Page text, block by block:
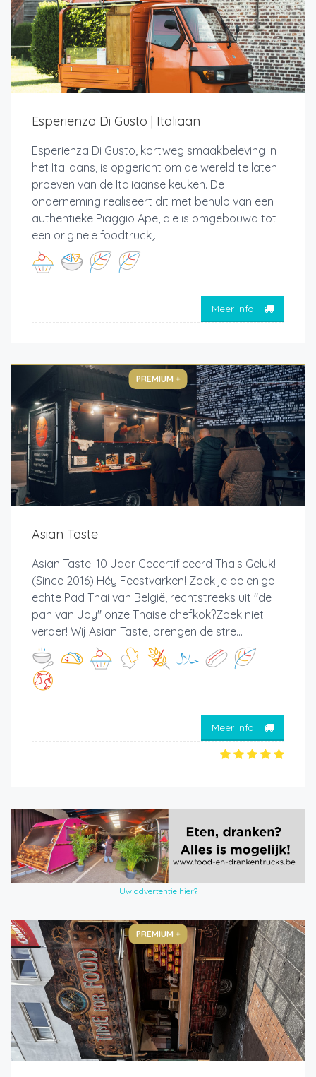
Esperienza Di Gusto | Italiaan
Esperienza Di Gusto, kortweg smaakbeleving in
het Italiaans, is opgericht om de wereld te laten
proeven van de Italiaanse keuken. De
onderneming realiseert dit met behulp van een
authentieke Piaggio Ape, die is omgebouwd tot
een originele foodtruck,...
Meer info
PREMIUM +
Asian Taste
Asian Taste: 10 Jaar Gecertificeerd Thais Geluk!
(Since 2016) Héy Feestvarken! Zoek je de enige
echte Pad Thai van België, rechtstreeks uit "de
pan van Joy" onze Thaise chefkok?Zoek niet
verder! Wij Asian Taste, brengen de stre...
Meer info
Uw advertentie hier?
PREMIUM +